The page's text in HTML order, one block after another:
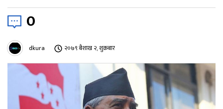
0
dkura २०७९ बैशाख २, शुक्रबार